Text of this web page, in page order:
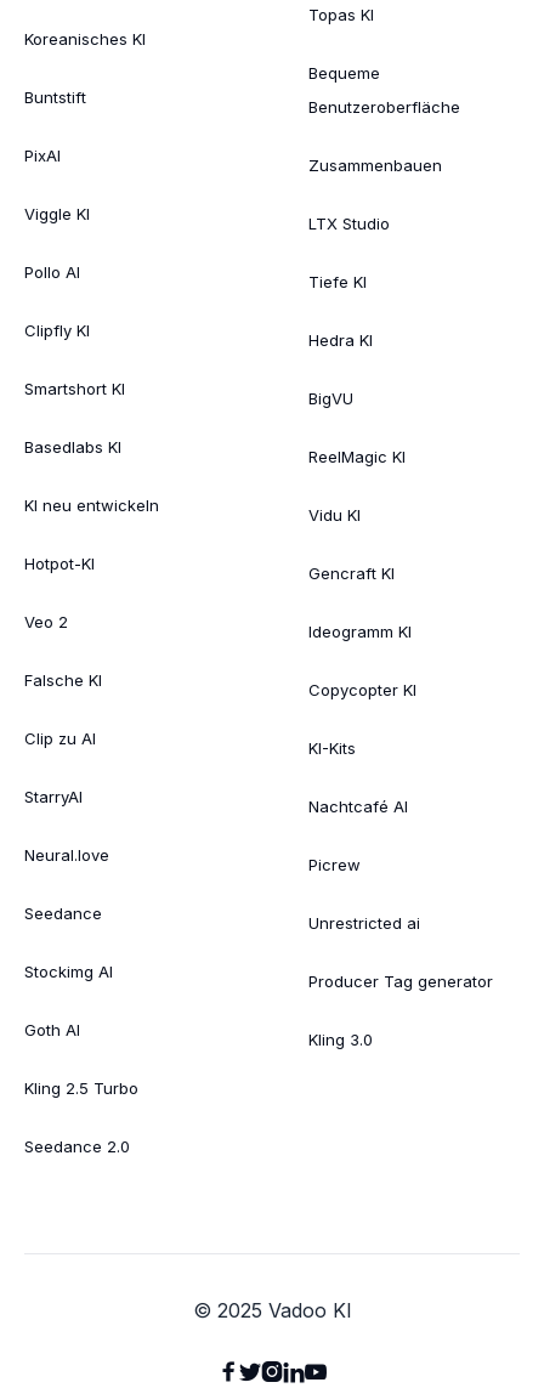
Koreanisches KI
Buntstift
PixAI
Viggle KI
Pollo AI
Clipfly KI
Smartshort KI
Basedlabs KI
KI neu entwickeln
Hotpot-KI
Veo 2
Falsche KI
Clip zu AI
StarryAI
Neural.love
Seedance
Stockimg AI
Goth AI
Kling 2.5 Turbo
Seedance 2.0
Topas KI
Bequeme
Benutzeroberfläche
Zusammenbauen
LTX Studio
Tiefe KI
Hedra KI
BigVU
ReelMagic KI
Vidu KI
Gencraft KI
Ideogramm KI
Copycopter KI
KI-Kits
Nachtcafé AI
Picrew
Unrestricted ai
Producer Tag generator
Kling 3.0
© 2025 Vadoo KI
 